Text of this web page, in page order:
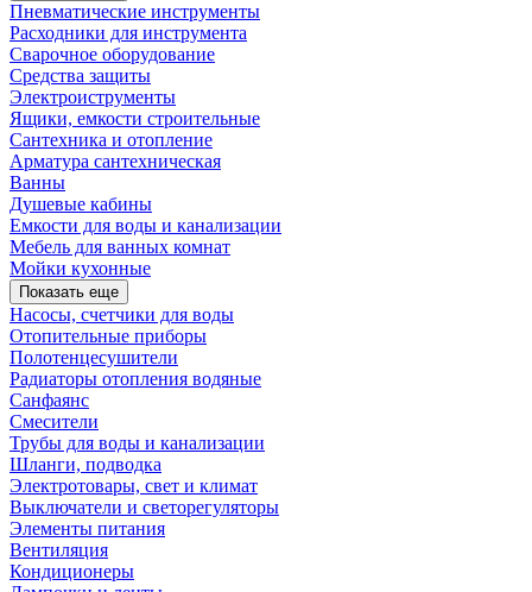
Пневматические инструменты
Расходники для инструмента
Сварочное оборудование
Средства защиты
Электроиструменты
Ящики, емкости строительные
Сантехника и отопление
Арматура сантехническая
Ванны
Душевые кабины
Емкости для воды и канализации
Мебель для ванных комнат
Мойки кухонные
Показать еще
Насосы, счетчики для воды
Отопительные приборы
Полотенцесушители
Радиаторы отопления водяные
Санфаянс
Смесители
Трубы для воды и канализации
Шланги, подводка
Электротовары, свет и климат
Выключатели и светорегуляторы
Элементы питания
Вентиляция
Кондиционеры